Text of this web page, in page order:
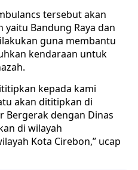
tersebut akan
Bandung Raya dan
guna membantu
kendaraan untuk
kepada kami
akan dititipkan di
Bergerak dengan Dinas
di wilayah
Kota Cirebon,” ucap